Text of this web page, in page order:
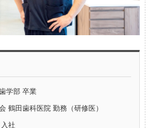
学部 卒業
鶴田歯科医院 勤務（研修医）
社